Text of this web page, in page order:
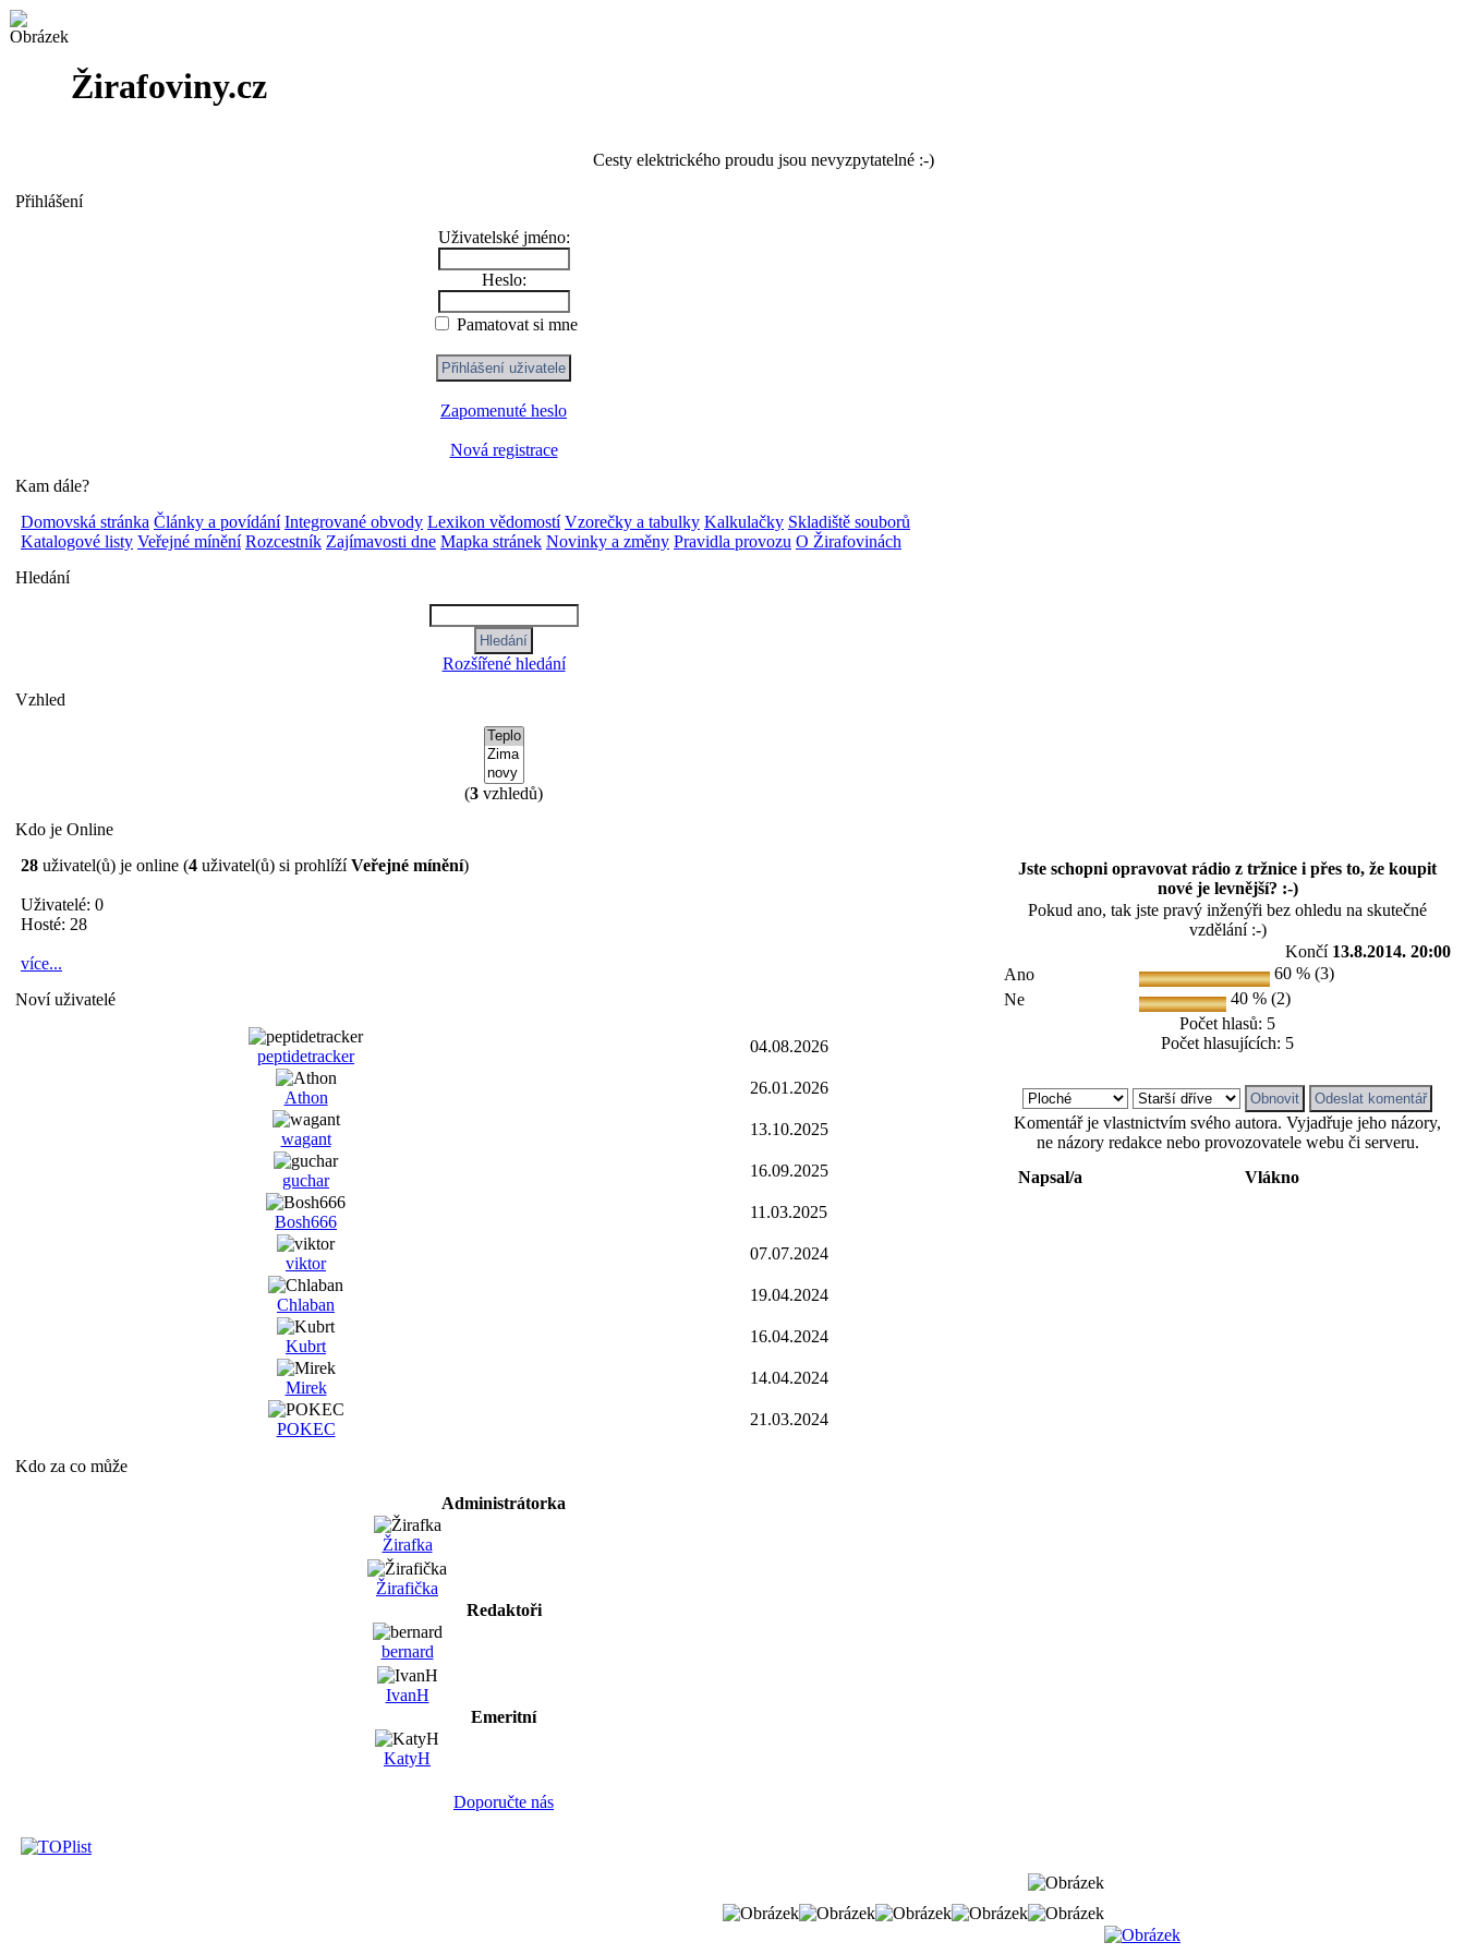
Žirafoviny.cz
Cesty elektrického proudu jsou nevyzpytatelné :-)
Přihlášení
Uživatelské jméno:
Heslo:
Pamatovat si mne
Zapomenuté heslo
Nová registrace
Kam dále?
Domovská stránka Články a povídání Integrované obvody Lexikon vědomostí Vzorečky a tabulky Kalkulačky Skladiště souborů
Katalogové listy Veřejné mínění Rozcestník Zajímavosti dne Mapka stránek Novinky a změny Pravidla provozu O Žirafovinách
Hledání
Rozšířené hledání
Vzhled
(3 vzhledů)
Kdo je Online
28 uživatel(ů) je online (4 uživatel(ů) si prohlížíVeřejné mínění)
Uživatelé: 0
Hosté: 28
více...
Noví uživatelé
peptidetracker
04.08.2026
Athon
26.01.2026
wagant
13.10.2025
guchar
16.09.2025
Bosh666
11.03.2025
viktor
07.07.2024
Chlaban
19.04.2024
Kubrt
16.04.2024
Mirek
14.04.2024
POKEC
21.03.2024
Kdo za co může
Administrátorka
Žirafka
Žirafička
Redaktoři
bernard
IvanH
Emeritní
KatyH
Doporučte nás
Jste schopni opravovat rádio z tržnice i přes to, že koupit
nové je levnější? :-)
Pokud ano, tak jste pravý inženýři bez ohledu na skutečné
vzdělání :-)
Končí 13.8.2014. 20:00
Ano
60 % (3)
Ne
40 % (2)
Počet hlasů: 5
Počet hlasujících: 5
Komentář je vlastnictvím svého autora. Vyjadřuje jeho názory,
ne názory redakce nebo provozovatele webu či serveru.
Napsal/a
Vlákno